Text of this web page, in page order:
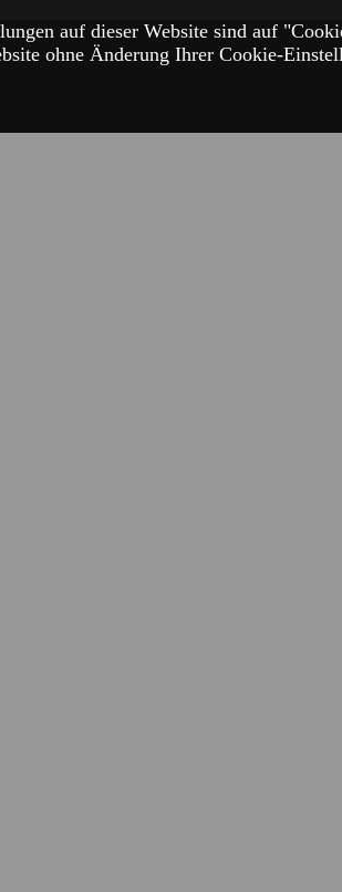
auf dieser Website sind auf
ohne Änderung Ihrer Cookie-